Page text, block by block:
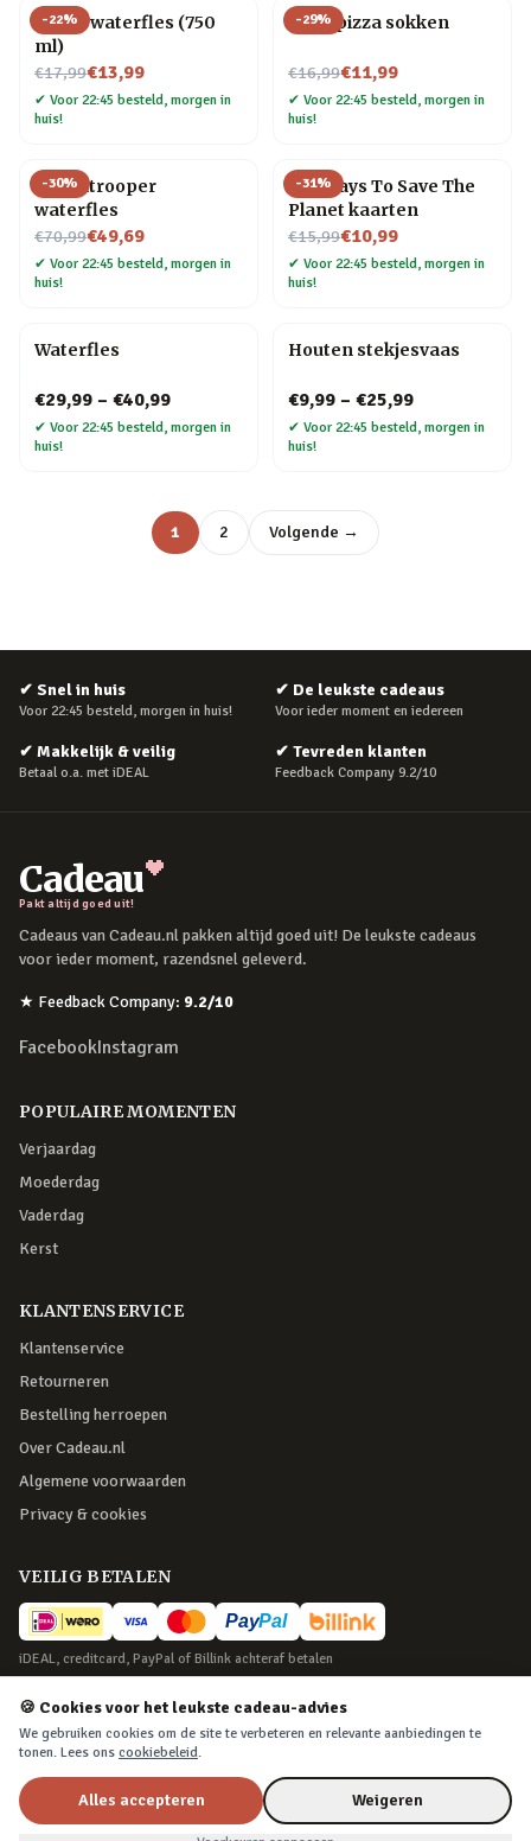
-22%
Platte waterfles (750
ml)
€17,99
Nu voor€13,99
✔ Voor 22:45 besteld, morgen in
huis!
-29%
Vega pizza sokken
€16,99
Nu voor€11,99
✔ Voor 22:45 besteld, morgen in
huis!
-30%
Stormtrooper
waterfles
€70,99
Nu voor€49,69
✔ Voor 22:45 besteld, morgen in
huis!
-31%
100 Ways To Save The
Planet kaarten
€15,99
Nu voor€10,99
✔ Voor 22:45 besteld, morgen in
huis!
Waterfles
€29,99 – €40,99
✔ Voor 22:45 besteld, morgen in
huis!
Houten stekjesvaas
€9,99 – €25,99
✔ Voor 22:45 besteld, morgen in
huis!
1 2 Volgende →
✔ Snel in huis
Voor 22:45 besteld, morgen in huis!
✔ De leukste cadeaus
Voor ieder moment en iedereen
✔ Makkelijk & veilig
Betaal o.a. met iDEAL
✔ Tevreden klanten
Feedback Company 9.2/10
Cadeau
Pakt altijd goed uit!
Cadeaus van Cadeau.nl pakken altijd goed uit! De leukste cadeaus
voor ieder moment, razendsnel geleverd.
★ Feedback Company: 9.2/10
FacebookInstagram
POPULAIRE MOMENTEN
Verjaardag
Moederdag
Vaderdag
Kerst
KLANTENSERVICE
Klantenservice
Retourneren
Bestelling herroepen
Over Cadeau.nl
Algemene voorwaarden
Privacy & cookies
VEILIG BETALEN
iDEAL, creditcard, PayPal of Billink achteraf betalen
BEZORGING
Voor 22:45 besteld, morgen in huis. Tot 365 dagen retourneren.
©2026Cadeau.nl — Alle rechten voorbehouden
🍪 Cookies voor het leukste cadeau-advies
We gebruiken cookies om de site te verbeteren en relevante aanbiedingen te
tonen. Lees ons cookiebeleid.
Alles accepteren Weigeren